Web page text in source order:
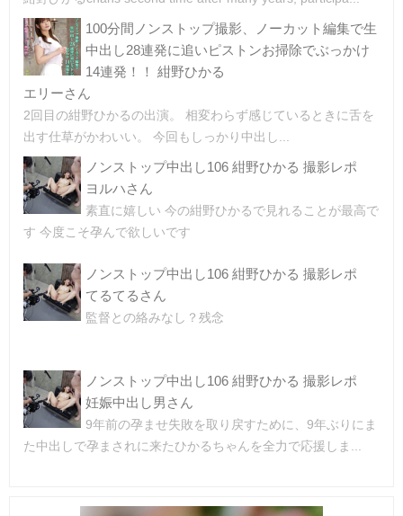
100分間ノンストップ撮影、ノーカット編集で生
中出し28連発に追いピストンお掃除でぶっかけ
14連発！！ 紺野ひかる
エリーさん
2回目の紺野ひかるの出演。 相変わらず感じているときに舌を
出す仕草がかわいい。 今回もしっかり中出し...
ノンストップ中出し106 紺野ひかる 撮影レポ
ヨルハさん
素直に嬉しい 今の紺野ひかるで見れることが最高で
す 今度こそ孕んで欲しいです
ノンストップ中出し106 紺野ひかる 撮影レポ
てるてるさん
監督との絡みなし？残念
ノンストップ中出し106 紺野ひかる 撮影レポ
妊娠中出し男さん
9年前の孕ませ失敗を取り戻すために、9年ぶりにま
た中出しで孕まされに来たひかるちゃんを全力で応援しま...